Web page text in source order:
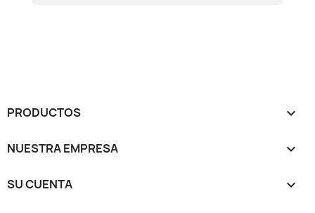
PRODUCTOS 
NUESTRA EMPRESA 
SU CUENTA 